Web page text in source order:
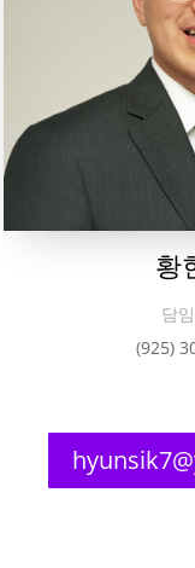
황
담
(925)